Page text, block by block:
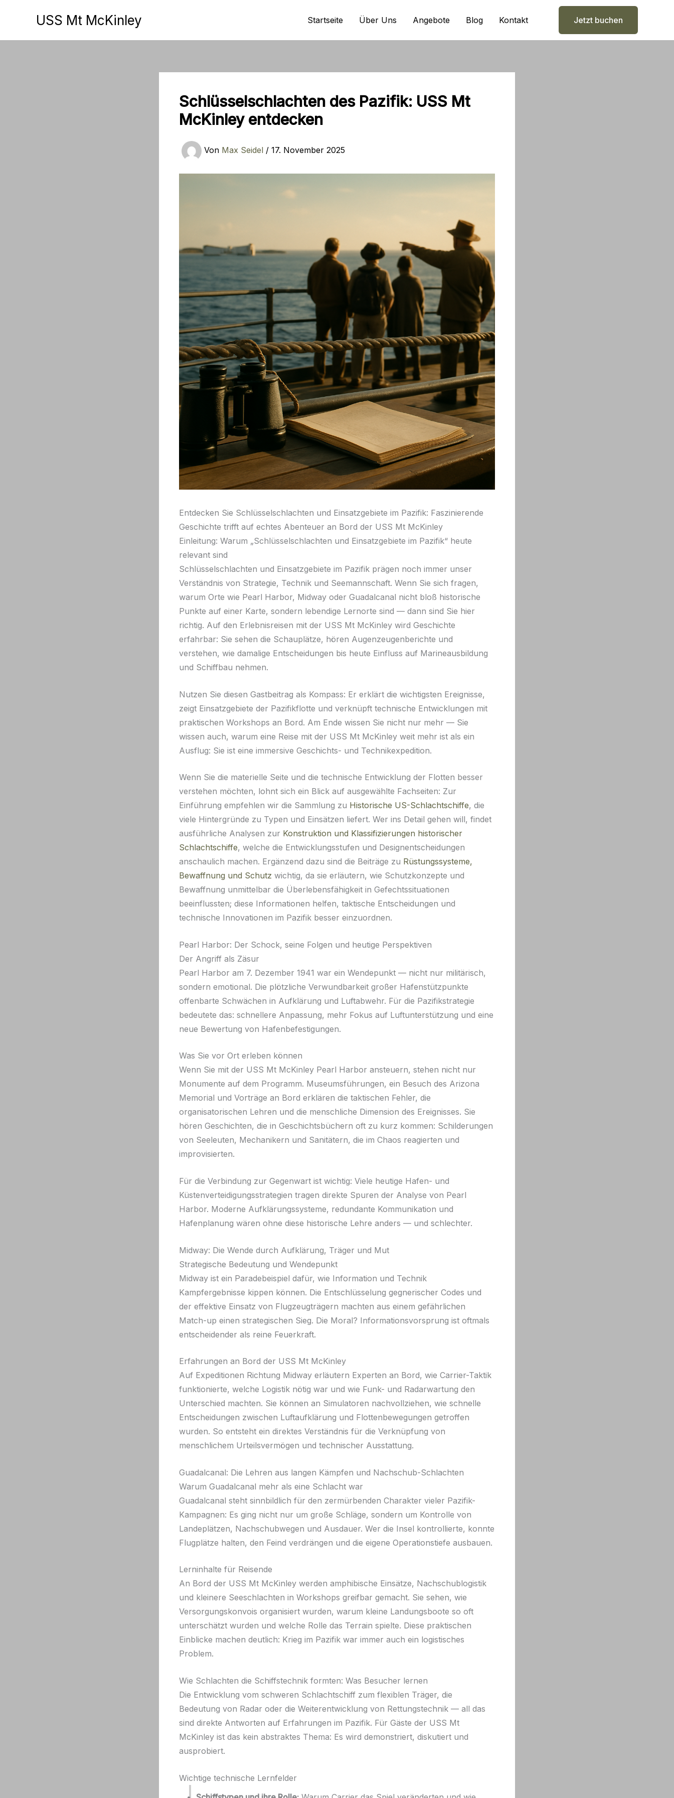
USS Mt McKinley Startseite Über Uns Angebote Blog Kontakt Jetzt buchen
Schlüsselschlachten des Pazifik: USS Mt
McKinley entdecken
Von Max Seidel / 17. November 2025
Entdecken Sie Schlüsselschlachten und Einsatzgebiete im Pazifik: Faszinierende
Geschichte trifft auf echtes Abenteuer an Bord der USS Mt McKinley
Einleitung: Warum „Schlüsselschlachten und Einsatzgebiete im Pazifik“ heute
relevant sind
Schlüsselschlachten und Einsatzgebiete im Pazifik prägen noch immer unser
Verständnis von Strategie, Technik und Seemannschaft. Wenn Sie sich fragen,
warum Orte wie Pearl Harbor, Midway oder Guadalcanal nicht bloß historische
Punkte auf einer Karte, sondern lebendige Lernorte sind — dann sind Sie hier
richtig. Auf den Erlebnisreisen mit der USS Mt McKinley wird Geschichte
erfahrbar: Sie sehen die Schauplätze, hören Augenzeugenberichte und
verstehen, wie damalige Entscheidungen bis heute Einfluss auf Marineausbildung
und Schiffbau nehmen.
Nutzen Sie diesen Gastbeitrag als Kompass: Er erklärt die wichtigsten Ereignisse,
zeigt Einsatzgebiete der Pazifikflotte und verknüpft technische Entwicklungen mit
praktischen Workshops an Bord. Am Ende wissen Sie nicht nur mehr — Sie
wissen auch, warum eine Reise mit der USS Mt McKinley weit mehr ist als ein
Ausflug: Sie ist eine immersive Geschichts- und Technikexpedition.
Wenn Sie die materielle Seite und die technische Entwicklung der Flotten besser
verstehen möchten, lohnt sich ein Blick auf ausgewählte Fachseiten: Zur
Einführung empfehlen wir die Sammlung zu Historische US-Schlachtschiffe, die
viele Hintergründe zu Typen und Einsätzen liefert. Wer ins Detail gehen will, findet
ausführliche Analysen zur Konstruktion und Klassifizierungen historischer
Schlachtschiffe, welche die Entwicklungsstufen und Designentscheidungen
anschaulich machen. Ergänzend dazu sind die Beiträge zu Rüstungssysteme,
Bewaffnung und Schutz wichtig, da sie erläutern, wie Schutzkonzepte und
Bewaffnung unmittelbar die Überlebensfähigkeit in Gefechtssituationen
beeinflussten; diese Informationen helfen, taktische Entscheidungen und
technische Innovationen im Pazifik besser einzuordnen.
Pearl Harbor: Der Schock, seine Folgen und heutige Perspektiven
Der Angriff als Zäsur
Pearl Harbor am 7. Dezember 1941 war ein Wendepunkt — nicht nur militärisch,
sondern emotional. Die plötzliche Verwundbarkeit großer Hafenstützpunkte
offenbarte Schwächen in Aufklärung und Luftabwehr. Für die Pazifikstrategie
bedeutete das: schnellere Anpassung, mehr Fokus auf Luftunterstützung und eine
neue Bewertung von Hafenbefestigungen.
Was Sie vor Ort erleben können
Wenn Sie mit der USS Mt McKinley Pearl Harbor ansteuern, stehen nicht nur
Monumente auf dem Programm. Museumsführungen, ein Besuch des Arizona
Memorial und Vorträge an Bord erklären die taktischen Fehler, die
organisatorischen Lehren und die menschliche Dimension des Ereignisses. Sie
hören Geschichten, die in Geschichtsbüchern oft zu kurz kommen: Schilderungen
von Seeleuten, Mechanikern und Sanitätern, die im Chaos reagierten und
improvisierten.
Für die Verbindung zur Gegenwart ist wichtig: Viele heutige Hafen- und
Küstenverteidigungsstrategien tragen direkte Spuren der Analyse von Pearl
Harbor. Moderne Aufklärungssysteme, redundante Kommunikation und
Hafenplanung wären ohne diese historische Lehre anders — und schlechter.
Midway: Die Wende durch Aufklärung, Träger und Mut
Strategische Bedeutung und Wendepunkt
Midway ist ein Paradebeispiel dafür, wie Information und Technik
Kampfergebnisse kippen können. Die Entschlüsselung gegnerischer Codes und
der effektive Einsatz von Flugzeugträgern machten aus einem gefährlichen
Match-up einen strategischen Sieg. Die Moral? Informationsvorsprung ist oftmals
entscheidender als reine Feuerkraft.
Erfahrungen an Bord der USS Mt McKinley
Auf Expeditionen Richtung Midway erläutern Experten an Bord, wie Carrier-Taktik
funktionierte, welche Logistik nötig war und wie Funk- und Radarwartung den
Unterschied machten. Sie können an Simulatoren nachvollziehen, wie schnelle
Entscheidungen zwischen Luftaufklärung und Flottenbewegungen getroffen
wurden. So entsteht ein direktes Verständnis für die Verknüpfung von
menschlichem Urteilsvermögen und technischer Ausstattung.
Guadalcanal: Die Lehren aus langen Kämpfen und Nachschub-Schlachten
Warum Guadalcanal mehr als eine Schlacht war
Guadalcanal steht sinnbildlich für den zermürbenden Charakter vieler Pazifik-
Kampagnen: Es ging nicht nur um große Schläge, sondern um Kontrolle von
Landeplätzen, Nachschubwegen und Ausdauer. Wer die Insel kontrollierte, konnte
Flugplätze halten, den Feind verdrängen und die eigene Operationstiefe ausbauen.
Lerninhalte für Reisende
An Bord der USS Mt McKinley werden amphibische Einsätze, Nachschublogistik
und kleinere Seeschlachten in Workshops greifbar gemacht. Sie sehen, wie
Versorgungskonvois organisiert wurden, warum kleine Landungsboote so oft
unterschätzt wurden und welche Rolle das Terrain spielte. Diese praktischen
Einblicke machen deutlich: Krieg im Pazifik war immer auch ein logistisches
Problem.
Wie Schlachten die Schiffstechnik formten: Was Besucher lernen
Die Entwicklung vom schweren Schlachtschiff zum flexiblen Träger, die
Bedeutung von Radar oder die Weiterentwicklung von Rettungstechnik — all das
sind direkte Antworten auf Erfahrungen im Pazifik. Für Gäste der USS Mt
McKinley ist das kein abstraktes Thema: Es wird demonstriert, diskutiert und
ausprobiert.
Wichtige technische Lernfelder